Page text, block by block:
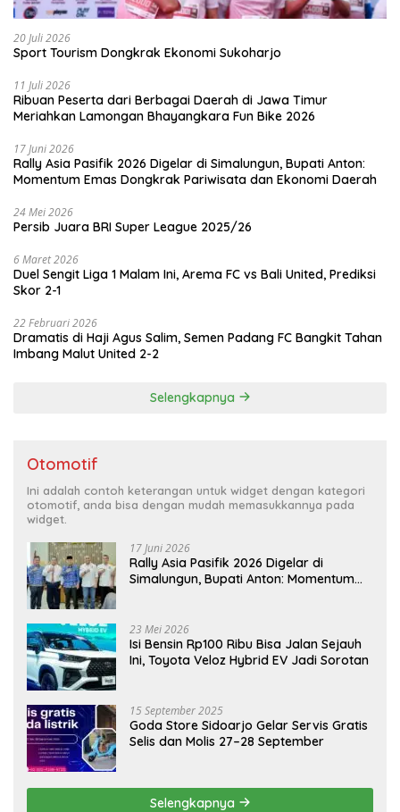
20 Juli 2026
Sport Tourism Dongkrak Ekonomi Sukoharjo
11 Juli 2026
Ribuan Peserta dari Berbagai Daerah di Jawa Timur
Meriahkan Lamongan Bhayangkara Fun Bike 2026
17 Juni 2026
Rally Asia Pasifik 2026 Digelar di Simalungun, Bupati Anton:
Momentum Emas Dongkrak Pariwisata dan Ekonomi Daerah
24 Mei 2026
Persib Juara BRI Super League 2025/26
6 Maret 2026
Duel Sengit Liga 1 Malam Ini, Arema FC vs Bali United, Prediksi
Skor 2-1
22 Februari 2026
Dramatis di Haji Agus Salim, Semen Padang FC Bangkit Tahan
Imbang Malut United 2-2
Selengkapnya
Otomotif
Ini adalah contoh keterangan untuk widget dengan kategori
otomotif, anda bisa dengan mudah memasukkannya pada
widget.
17 Juni 2026
Rally Asia Pasifik 2026 Digelar di
Simalungun, Bupati Anton: Momentum
23 Mei 2026
Isi Bensin Rp100 Ribu Bisa Jalan Sejauh
Ini, Toyota Veloz Hybrid EV Jadi Sorotan
15 September 2025
Goda Store Sidoarjo Gelar Servis Gratis
Selis dan Molis 27–28 September
Selengkapnya